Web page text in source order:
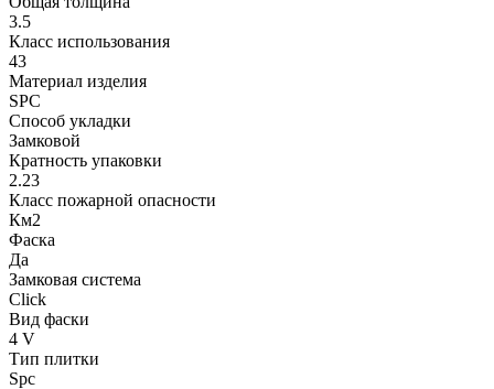
3.5
Класс использования
43
Материал изделия
SPC
Способ укладки
Замковой
Кратность упаковки
2.23
Класс пожарной опасности
Км2
Фаска
Да
Замковая система
Click
Вид фаски
4 V
Тип плитки
Spc